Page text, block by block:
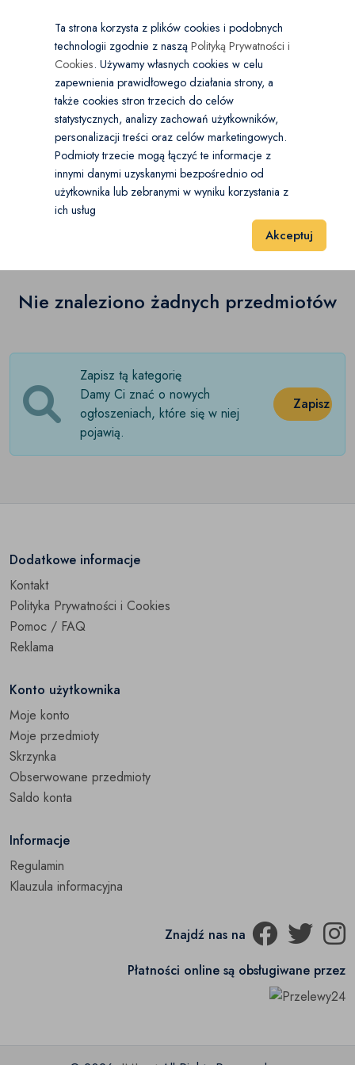
Wybierz kategorię
Transport i poruszanie
Balkoniki i chodziki (0)
(0)
Laski inwalidzkie
Skutery inwalidzkie(0)
Wózki inwalidzkie(0)
×
Kraj PL
PLN
Zdrowie i Uroda Transport i poruszanie Laski inwalidzkie
Laski inwalidzkie (0)
20 60
Nie znaleziono żadnych przedmiotów
Zapisz tą kategorię
Damy Ci znać o nowych
ogłoszeniach, które się w niej
pojawią.
Zapisz
Dodatkowe informacje
Kontakt
Polityka Prywatności i Cookies
Pomoc / FAQ
Reklama
Konto użytkownika
Moje konto
Moje przedmioty
Skrzynka
Obserwowane przedmioty
Saldo konta
Informacje
Regulamin
Klauzula informacyjna
Znajdź nas na
Płatności online są obsługiwane przez
Ta strona korzysta z plików cookies i podobnych
technologii zgodnie z nasząPolityką Prywatności i
Cookies. Używamy własnych cookies w celu
zapewnienia prawidłowego działania strony, a
także cookies stron trzecich do celów
statystycznych, analizy zachowań użytkowników,
personalizacji treści oraz celów marketingowych.
Podmioty trzecie mogą łączyć te informacje z
innymi danymi uzyskanymi bezpośrednio od
użytkownika lub zebranymi w wyniku korzystania z
ich usług
Akceptuj